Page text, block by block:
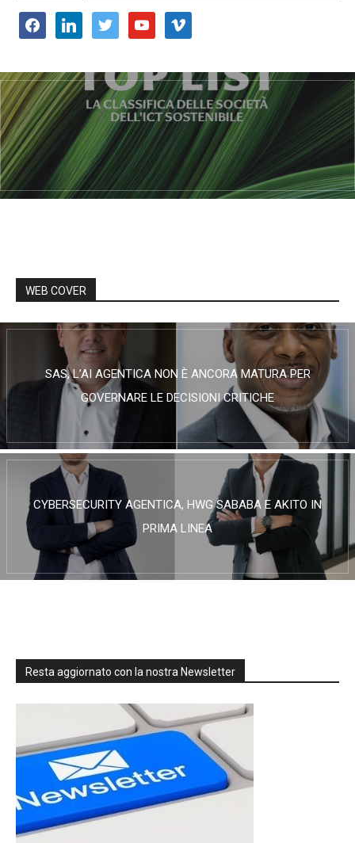
facebooklinkedin twitter youtube vimeo
WEB COVER
SAS, L’AI AGENTICA NON È ANCORA MATURA PER
GOVERNARE LE DECISIONI CRITICHE
CYBERSECURITY AGENTICA, HWG SABABA E AKITO IN
PRIMA LINEA
Resta aggiornato con la nostra Newsletter